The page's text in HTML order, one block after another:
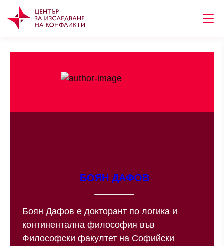
БОЯН ДАФОВ
Боян Дафов е докторант по логика и
континентална философия във
Философски факултет на Софийски